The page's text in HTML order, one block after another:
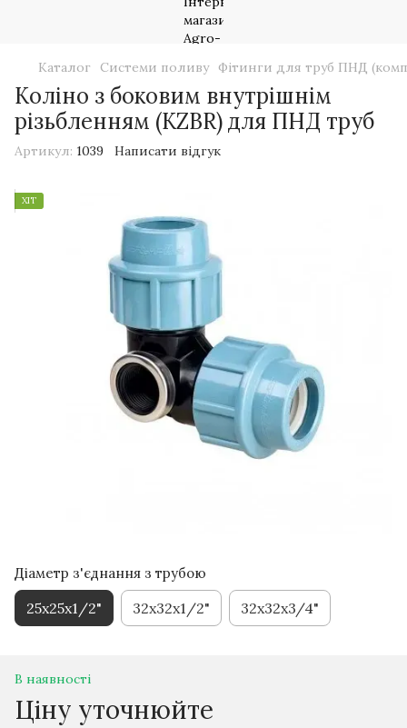
Каталог Системи поливу Фітинги для труб ПНД
Коліно з боковим внутрішнім
різьбленням (KZBR) для ПНД труб
Артикул: 1039 Написати відгук
ХІТ
Діаметр з'єднання з трубою
25x25x1/2" 32x32x1/2" 32x32x3/4"
В наявності
Ціну уточнюйте